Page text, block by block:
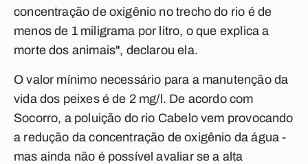
concentração de oxigênio no trecho do rio é de
menos de 1 miligrama por litro, o que explica a
morte dos animais", declarou ela.
O valor mínimo necessário para a manutenção da
vida dos peixes é de 2 mg/l. De acordo com
Socorro, a poluição do rio Cabelo vem provocando
a redução da concentração de oxigênio da água -
mas ainda não é possível avaliar se a alta